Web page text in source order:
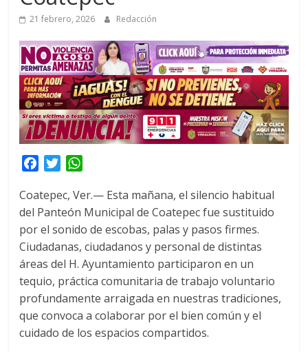
21 febrero, 2026 Redacción
c
e
b
o
o
k
T
i
t
t
e
r
a
t
s
A
p
p
Coatepec, Ver.— Esta mañana, el silencio habitual
del Panteón Municipal de Coatepec fue sustituido
por el sonido de escobas, palas y pasos firmes.
Ciudadanas, ciudadanos y personal de distintas
áreas del H. Ayuntamiento participaron en un
tequio, práctica comunitaria de trabajo voluntario
profundamente arraigada en nuestras tradiciones,
que convoca a colaborar por el bien común y el
cuidado de los espacios compartidos.